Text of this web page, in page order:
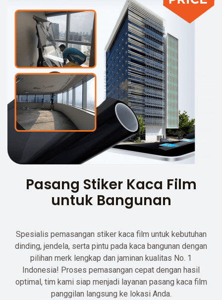
Pasang Stiker Kaca Film
untuk Bangunan
Spesialis pemasangan stiker kaca film untuk kebutuhan
dinding, jendela, serta pintu pada kaca bangunan dengan
pilihan merk lengkap dan jaminan kualitas No. 1
Indonesia! Proses pemasangan cepat dengan hasil
optimal, tim kami siap menjadi layanan pasang kaca film
panggilan langsung ke lokasi Anda.